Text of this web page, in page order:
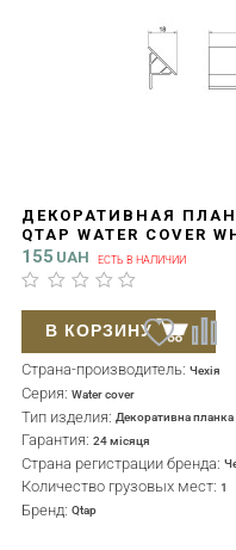
ДЕКОРАТИВНАЯ
QTAP WATER COVER
155 UAH ЕСТЬ В НАЛИЧИИ
Страна-производитель: Чехія
Серия: Water cover
Тип изделия: Декоративна планка
Гарантия: 24 місяця
Страна регистрации бренда:
Количество грузовых мест: 1
Бренд: Qtap
В КОРЗИНУ